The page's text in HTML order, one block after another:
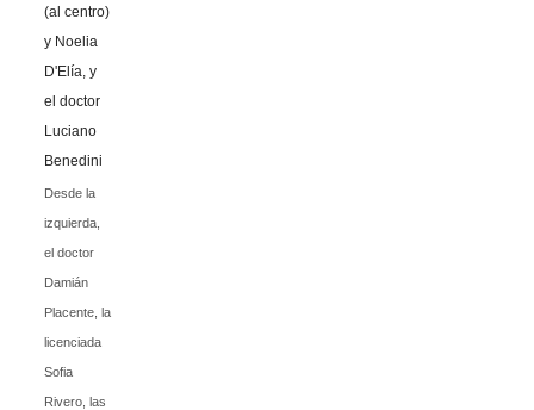
Desde la
izquierda,
el doctor
Damián
Placente, la
licenciada
Sofia
Rivero, las